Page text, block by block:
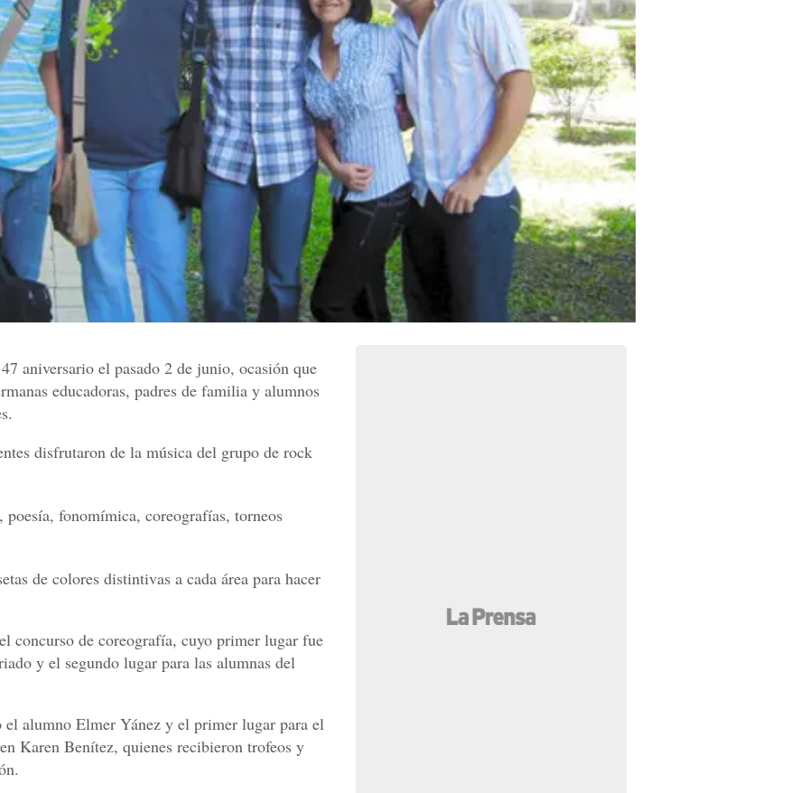
aniversario el pasado 2 de junio, ocasión que
educadoras, padres de familia y alumnos
disfrutaron de la música del grupo de rock
fonomímica, coreografías, torneos
de colores distintivas a cada área para hacer
concurso de coreografía, cuyo primer lugar fue
y el segundo lugar para las alumnas del
alumno Elmer Yánez y el primer lugar para el
Karen Benítez, quienes recibieron trofeos y